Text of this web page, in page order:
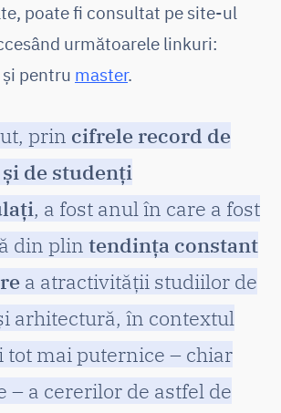
poate fi consultat pe site-ul
următoarele linkuri:
și pentru master.
prin cifrele record de
de studenți
, a fost anul în care a fost
din plin tendința constant
a atractivității studiilor de
arhitectură, în contextul
mai puternice – chiar
– a cererilor de astfel de